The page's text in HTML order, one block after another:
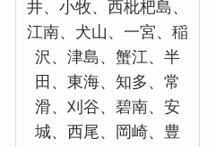
井、小牧、西枇杷島、
江南、犬山、一宮、稲
沢、津島、蟹江、半
田、東海、知多、常
滑、刈谷、碧南、安
城、西尾、岡崎、豊